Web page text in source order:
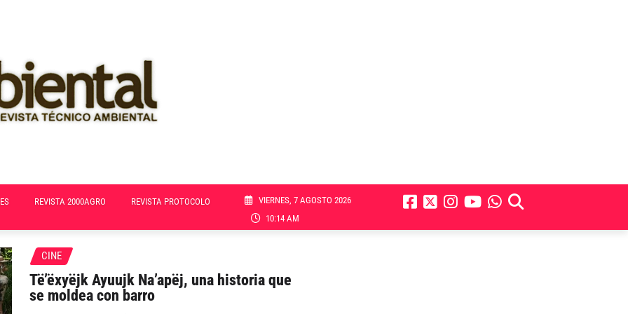
REVISTA 2000AGRO REVISTA PROTOCOLO
VIERNES, 7 AGOSTO 2026
10:14 AM
CINE
Të’ëxyëjk Ayuujk Na’apëj, una historia que
se moldea con barro